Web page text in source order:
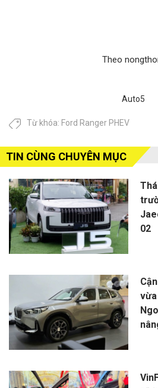
Theo
Auto5
Từ khóa: Ford Ranger PHEV
TIN CÙNG CHUYÊN MỤC
02